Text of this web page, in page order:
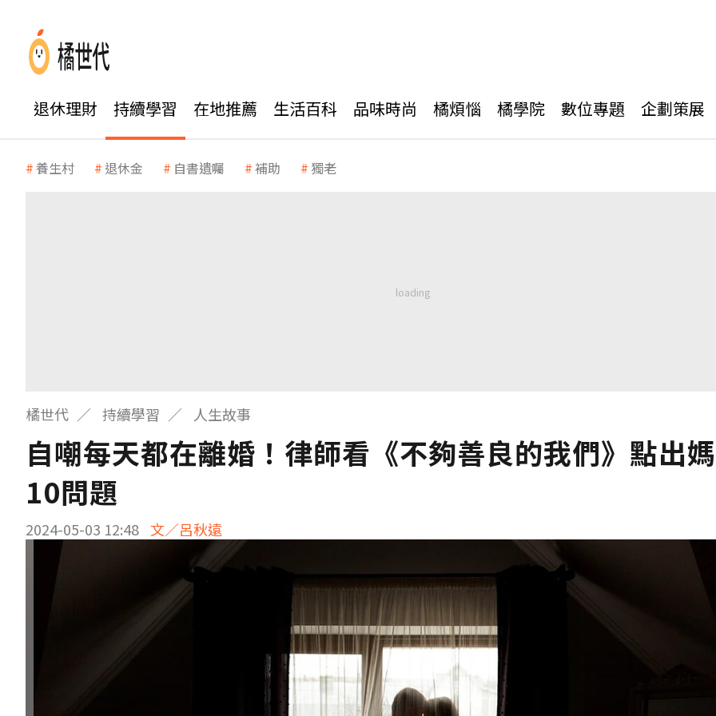
退休理財 持續學習 在地推薦 生活百科 品味時尚 橘煩惱 橘學院 數位專題 企劃策展
養生村 退休金 自書遺囑 補助 獨老
橘世代 持續學習 人生故事
自嘲每天都在離婚！律師看《不夠善良的我們》點出
10問題
2024-05-03 12:48 文／呂秋遠